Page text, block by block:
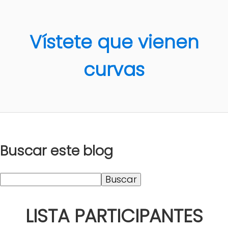
Vístete que vienen
curvas
Buscar este blog
LISTA PARTICIPANTES